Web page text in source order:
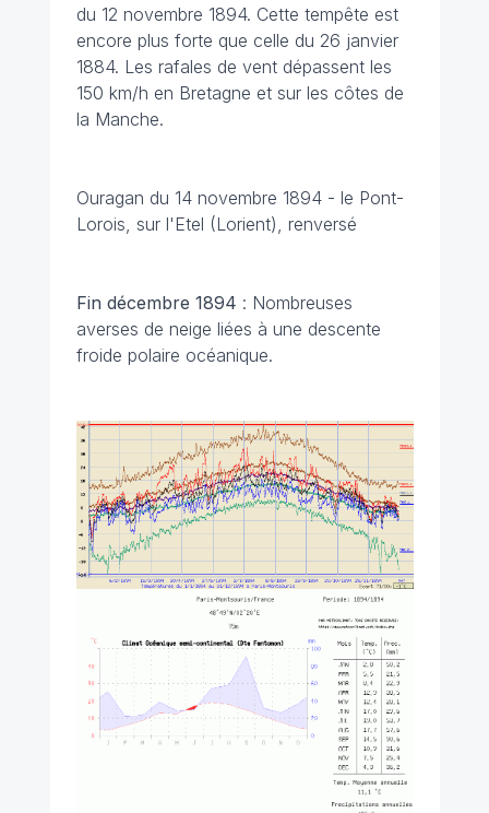
du 12 novembre 1894. Cette tempête est
encore plus forte que celle du 26 janvier
1884. Les rafales de vent dépassent les
150 km/h en Bretagne et sur les côtes de
la Manche.
Ouragan du 14 novembre 1894 - le Pont-
Lorois, sur l'Etel (Lorient), renversé
Fin décembre 1894 : Nombreuses
averses de neige liées à une descente
froide polaire océanique.